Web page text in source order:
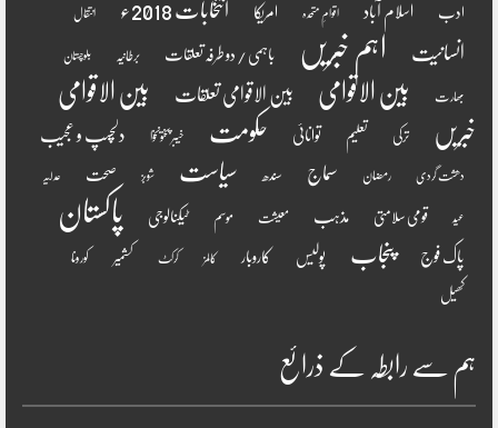
ادب اسلام آباد اقوامِ متحدہ امریکا انتخابات 2018ء انتقال
انسانیت اہم خبریں باہمی / دو طرفہ تعلقات برطانیہ بلوچستان
بھارت بین الاقوامی بین الاقوامی تعلقات
بین الاقوامی
خبریں
ترکی تعلیم توانائی حکومت خیبر پختونخوا دلچسپ و عجیب
دھشت گردی رمضان سماج سندھ سیاست شوبز صحت عدلیہ
عید قومی سلامتی مذہب معیشت موسم ٹیکنالوجی پاکستان
پاک فوج پنجاب پولیس کاروبار کالمز کرکٹ کشمیر کورونا
کھیل
ہم سے رابطہ کے ذرائع